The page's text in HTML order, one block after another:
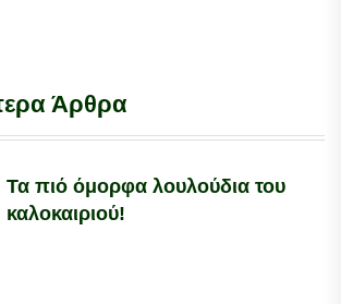
Άρθρα
Τα πιό όμορφα λουλούδια του
καλοκαιριού!